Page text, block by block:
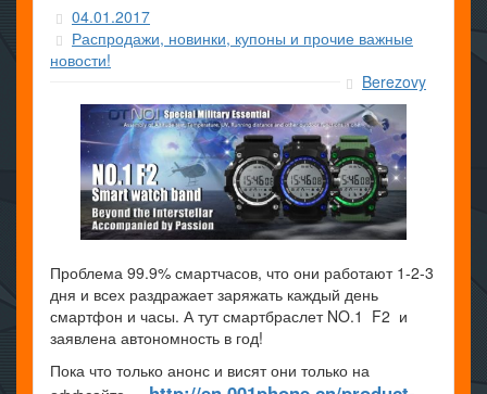
04.01.2017
Распродажи, новинки, купоны и прочие важные
новости!
Berezovy
Проблема 99.9% смартчасов, что они работают 1-2-3
дня и всех раздражает заряжать каждый день
смартфон и часы. А тут смартбраслет NO.1 F2 и
заявлена автономность в год!
Пока что только анонс и висят они только на